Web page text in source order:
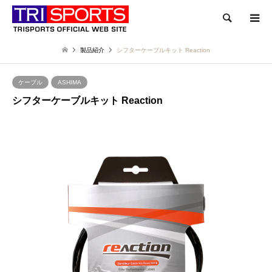
検索
製品紹介 シフターケーブルキット Reaction
ケーブル ASHIMA
シフターケーブルキット Reaction